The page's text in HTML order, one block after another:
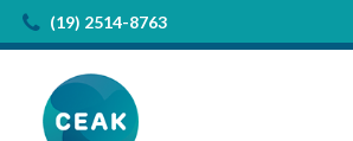
(19) 2514-8763